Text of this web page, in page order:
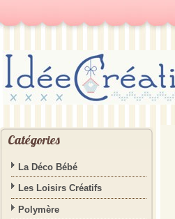
Catégories
La Déco Bébé
Les Loisirs Créatifs
Polymère